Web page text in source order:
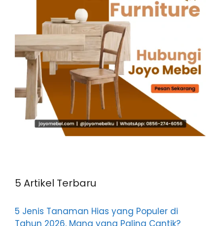
5 Artikel Terbaru
5 Jenis Tanaman Hias yang Populer di
Tahun 2026, Mana yang Paling Cantik?